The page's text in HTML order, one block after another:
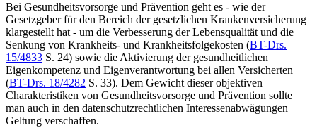
Bei Gesundheitsvorsorge und Prävention geht es - wie der
Gesetzgeber für den Bereich der gesetzlichen Krankenversicherung
klargestellt hat - um die Verbesserung der Lebensqualität und die
Senkung von Krankheits- und Krankheitsfolgekosten (BT-Drs.
15/4833 S. 24) sowie die Aktivierung der gesundheitlichen
Eigenkompetenz und Eigenverantwortung bei allen Versicherten
(BT-Drs. 18/4282 S. 33). Dem Gewicht dieser objektiven
Charakteristiken von Gesundheitsvorsorge und Prävention sollte
man auch in den datenschutzrechtlichen Interessenabwägungen
Geltung verschaffen.